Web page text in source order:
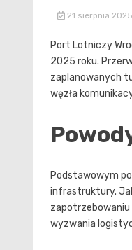
21 sierpnia 2025
Port Lotniczy
2025 roku.
zaplanowanych
węzła
Podstawowym
infrastruktury.
zapotrzebowaniu
wyzwania